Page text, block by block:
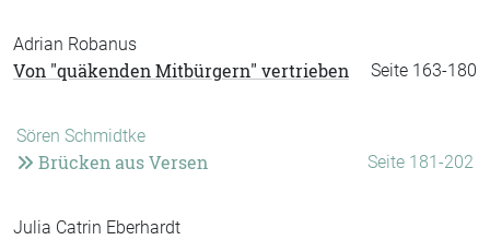
Adrian Robanus
Seite 163-180
Von "quäkenden Mitbürgern" vertrieben
Sören Schmidtke
Seite 181-202
Brücken aus Versen
Julia Catrin Eberhardt